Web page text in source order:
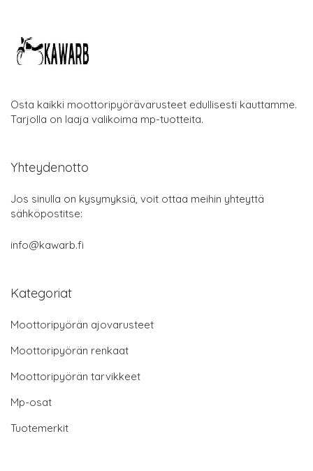
Osta kaikki moottoripyörävarusteet edullisesti kauttamme.
Tarjolla on laaja valikoima mp-tuotteita.
Yhteydenotto
Jos sinulla on kysymyksiä, voit ottaa meihin yhteyttä
sähköpostitse:
info@kawarb.fi
Kategoriat
Moottoripyörän ajovarusteet
Moottoripyörän renkaat
Moottoripyörän tarvikkeet
Mp-osat
Tuotemerkit